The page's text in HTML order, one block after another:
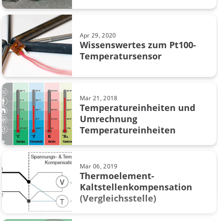
Webinar
datenintegrität
AMS2750
Beamex MC6
Calibration management
Calibration software
Case Story
Digitalisation
Druckeinheiten
Druckschalter
Apr 29, 2020
Wissenswertes zum Pt100-
Temperatursensor
Mär 21, 2018
Temperatureinheiten und
Umrechnung
Temperatureinheiten
Mär 06, 2019
Thermoelement-
Kaltstellenkompensation
(Vergleichsstelle)